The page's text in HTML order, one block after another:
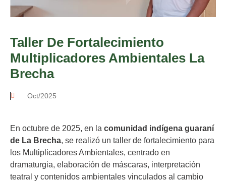
Taller De Fortalecimiento
Multiplicadores Ambientales La
Brecha
Oct/2025
En octubre de 2025, en la comunidad indígena guaraní
de La Brecha, se realizó un taller de fortalecimiento para
los Multiplicadores Ambientales, centrado en
dramaturgia, elaboración de máscaras, interpretación
teatral y contenidos ambientales vinculados al cambio